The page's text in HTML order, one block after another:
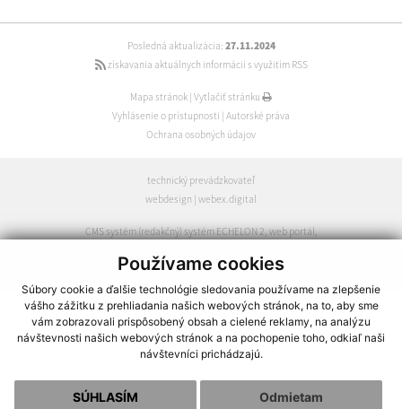
Používame cookies
Súbory cookie a ďalšie technológie sledovania používame na zlepšenie
vášho zážitku z prehliadania našich webových stránok, na to, aby sme
vám zobrazovali prispôsobený obsah a cielené reklamy, na analýzu
návštevnosti našich webových stránok a na pochopenie toho, odkiaľ naši
návštevníci prichádzajú.
SÚHLASÍM Odmietam
Posledná aktualizácia: 27.11.2024
získavania aktuálnych informácií s využitím RSS
Mapa stránok Vytlačiť stránku
Vyhlásenie o prístupnosti Autorské práva
Ochrana osobných údajov
technický prevádzkovateľ
webdesign webex.digital
CMS systém (redakčný) systém ECHELON 2,web portál,
spoločnosť webex.digital